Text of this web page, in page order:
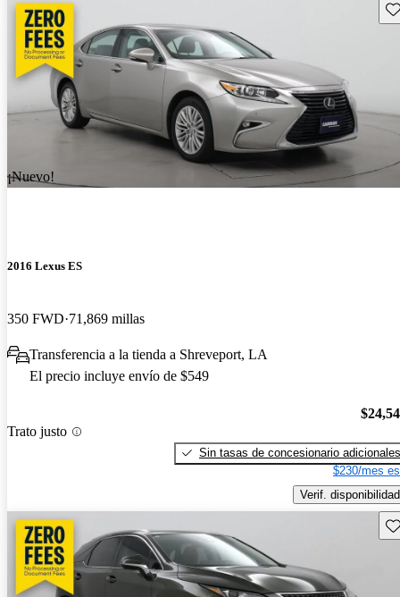
¡Nuevo!
2016 Lexus ES
350 FWD 71,869 millas
Transferencia a la tienda a Shreveport, LA
El precio incluye envío de $549
Trato justo
Sin tasas de concesionario adicionales
$230/mes
Verif. disponibilidad